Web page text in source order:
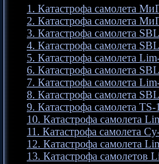
1. Катастрофа самолета
2. Катастрофа самолета
3. Катастрофа самолета
4. Катастрофа самолета
5. Катастрофа самолета
6. Катастрофа самолета
7. Катастрофа самолета
8. Катастрофа самолета
9. Катастрофа самолета
10. Катастрофа самолета
11. Катастрофа самолета
12. Катастрофа самолета
13. Катастрофа самолетов